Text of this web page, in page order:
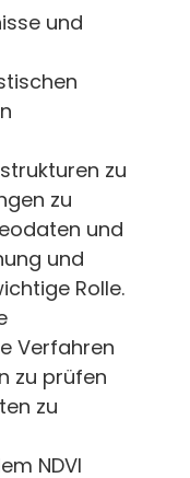
und
zu
zu
und
und
Rolle.
Verfahren
zu prüfen
zu
NDVI